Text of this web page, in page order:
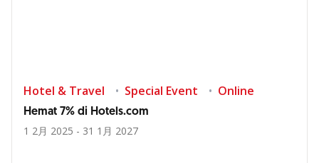
Hotel & Travel Special Event Online
Hemat 7% di Hotels.com
1 2月 2025 - 31 1月 2027